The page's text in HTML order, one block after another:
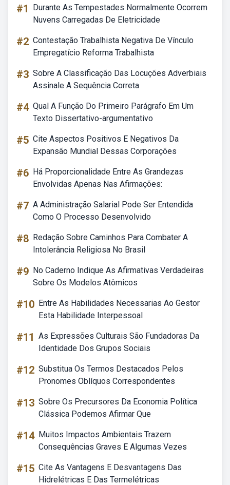
#1
Durante As Tempestades Normalmente Ocorrem
Nuvens Carregadas De Eletricidade
#2 Contestação Trabalhista Negativa De Vínculo
Empregatício Reforma Trabalhista
#3 Sobre A Classificação Das Locuções Adverbiais
Assinale A Sequência Correta
#4 Qual A Função Do Primeiro Parágrafo Em Um
Texto Dissertativo-argumentativo
#5 Cite Aspectos Positivos E Negativos Da
Expansão Mundial Dessas Corporações
#6 Há Proporcionalidade Entre As Grandezas
Envolvidas Apenas Nas Afirmações:
#7 A Administração Salarial Pode Ser Entendida
Como O Processo Desenvolvido
#8 Redação Sobre Caminhos Para Combater A
Intolerância Religiosa No Brasil
#9 No Caderno Indique As Afirmativas Verdadeiras
Sobre Os Modelos Atômicos
#10 Entre As Habilidades Necessarias Ao Gestor
Esta Habilidade Interpessoal
#11 As Expressões Culturais São Fundadoras Da
Identidade Dos Grupos Sociais
#12 Substitua Os Termos Destacados Pelos
Pronomes Oblíquos Correspondentes
#13 Sobre Os Precursores Da Economia Política
Clássica Podemos Afirmar Que
#14 Muitos Impactos Ambientais Trazem
Consequências Graves E Algumas Vezes
#15 Cite As Vantagens E Desvantagens Das
Hidrelétricas E Das Termelétricas